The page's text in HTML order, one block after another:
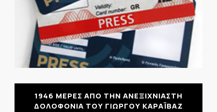
1946 ΜΕΡΕΣ ΑΠΟ ΤΗΝ ΑΝΕΞΙΧΝΙΑΣΤΗ
ΔΟΛΟΦΟΝΙΑ ΤΟΥ ΓΙΩΡΓΟΥ ΚΑΡΑΪΒΑΖ